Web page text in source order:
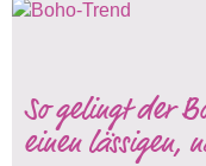
So gelingt der
einen lässigen,